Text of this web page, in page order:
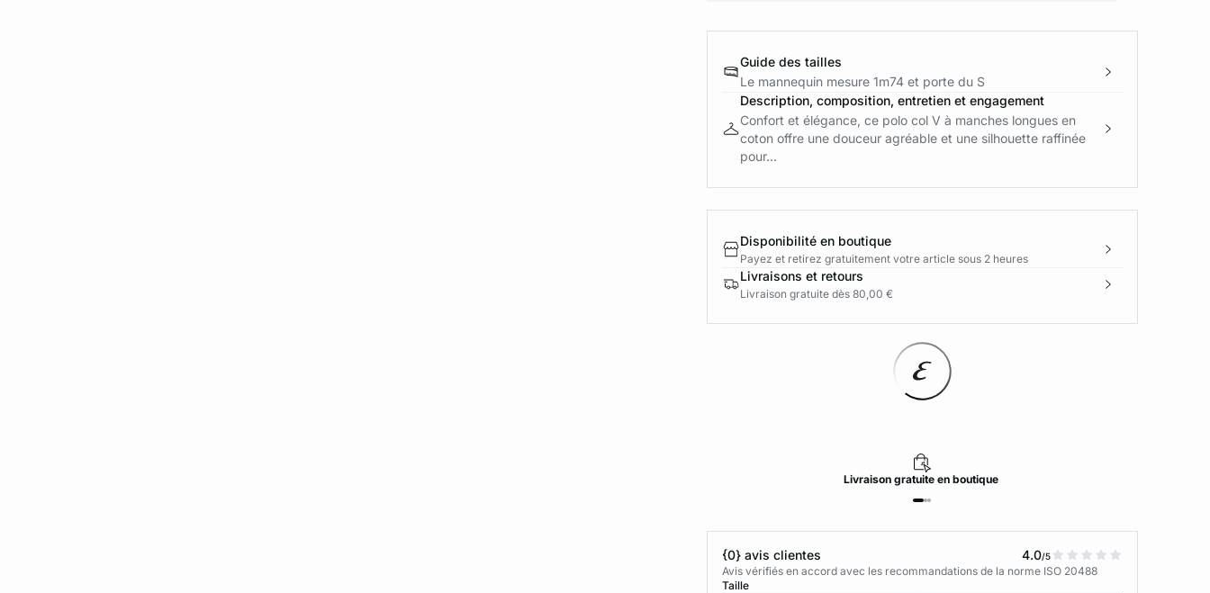
Guide des tailles
Le mannequin mesure 1m74 et porte du S
Description, composition, entretien et engagement
Confort et élégance, ce polo col V à manches longues en
coton offre une douceur agréable et une silhouette raffinée
pour...
Disponibilité en boutique
Payez et retirez gratuitement votre article sous 2 heures
Livraisons et retours
Livraison gratuite dès 80,00 €
Livraison gratuite en boutique
{0} avis clientes 4.0/5
Avis vérifiés en accord avec les recommandations de la norme ISO 20488
Taille